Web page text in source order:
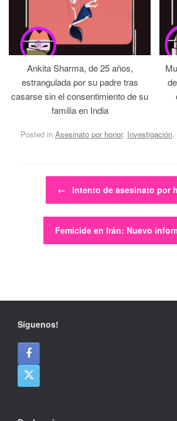
Ankita Sharma, de 25 años,
estrangulada por su padre tras
casarse sin el consentimiento de su
familia en India
Posted in Asesinato por honor, Investigación.
Post navigation
← Intento de asesinato por
Femicide en Irán: Nuevo
Síguenos!